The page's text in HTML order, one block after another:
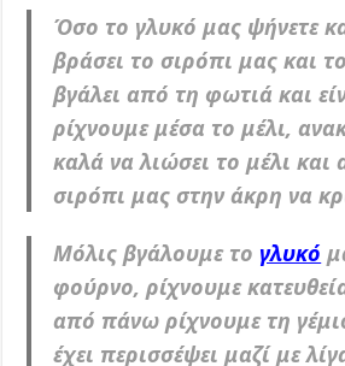
Όσο το γλυκό μας ψήνετε
βράσει το σιρόπι μας και
βγάλει από τη φωτιά και
ρίχνουμε μέσα το μέλι,
καλά να λιώσει το μέλι
σιρόπι μας στην άκρη να
Μόλις βγάλουμε το γλυκό
φούρνο, ρίχνουμε
από πάνω ρίχνουμε τη
έχει περισσέψει μαζί με